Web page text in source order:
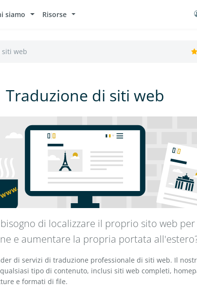
siamo Risorse
web
Traduzione di siti web
di localizzare il proprio sito web
e aumentare la propria portata
di servizi di traduzione professionale di siti web. Il
tipo di contenuto, inclusi siti web completi,
e formati di file.